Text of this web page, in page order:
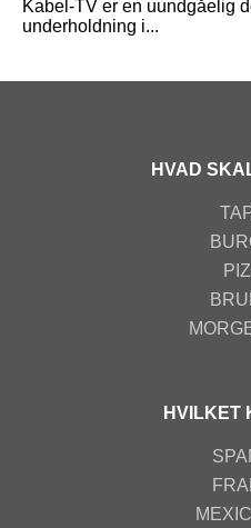
Kabel-TV er en uundgåelig
underholdning i...
HVAD
HVILKET